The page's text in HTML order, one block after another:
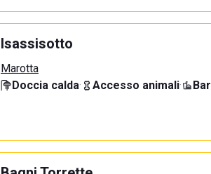
Isassisotto
Marotta
Doccia calda· Accesso animali· Bar